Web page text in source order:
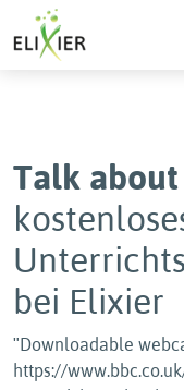
Talk about
bei Elixier
ʺDownloadable
https://